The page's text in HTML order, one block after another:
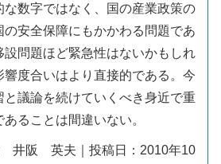
な数字ではなく、国の産業政策の
の安全保障にもかかわる問題であ
設問題ほど緊急性はないかもしれ
響度合いはより直接的である。今
と議論を続けていくべき身近で重
ることは間違いない。
井阪 英夫｜投稿日：2010年10